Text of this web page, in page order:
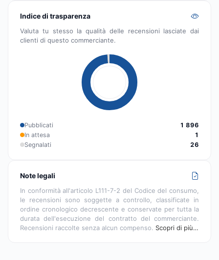
Indice di trasparenza
Valuta tu stesso la qualità delle recensioni lasciate dai
clienti di questo commerciante.
Pubblicati
1 896
In attesa
1
Segnalati
26
Note legali
In conformità all'articolo L111-7-2 del Codice del consumo,
le recensioni sono soggette a controllo, classificate in
ordine cronologico decrescente e conservate per tutta la
durata dell'esecuzione del contratto del commerciante.
Recensioni raccolte senza alcun compenso. Scopri di più…